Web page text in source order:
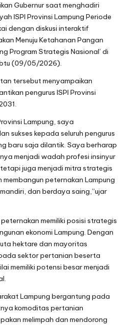
Gubernur saat menghadiri
ISPI Provinsi Lampung Periode
dengan diskusi interaktif
Menuju Ketahanan Pangan
Program Strategis Nasional’ di
(09/05/2026).
tersebut menyampaikan
pengurus ISPI Provinsi
Lampung, saya
sukses kepada seluruh pengurus
baru saja dilantik. Saya berharap
menjadi wadah profesi insinyur
juga menjadi mitra strategis
peternakan Lampung
dan berdaya saing,”ujar
memiliki posisi strategis
ekonomi Lampung. Dengan
hektare dan mayoritas
sektor pertanian beserta
memiliki potensi besar menjadi
Lampung bergantung pada
komoditas pertanian
melimpah dan mendorong